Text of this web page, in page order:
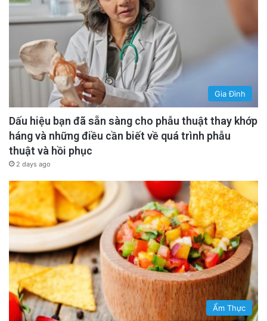
Gia Đình
Dấu hiệu bạn đã sẵn sàng cho phẫu thuật thay khớp
háng và những điều cần biết về quá trình phẫu
thuật và hồi phục
2 days ago
Ẩm Thực